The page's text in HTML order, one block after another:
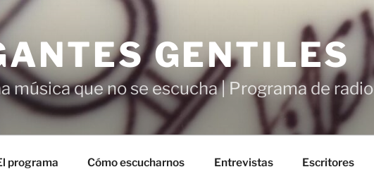
GENTILES
música que no se escucha | Programa de radio
programa Cómo escucharnos Entrevistas Escritores